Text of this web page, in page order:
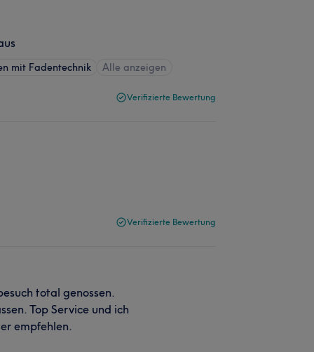
mit Fadentechnik Alle anzeigen
Verifizierte Bewertung
Verifizierte Bewertung
total genossen.
Top Service und ich
empfehlen.